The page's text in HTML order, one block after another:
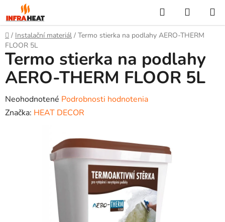
Prejsť
na
obsah
Hľadať
KOŠÍK
Domov
/ Instalační materiál / Termo stierka na podlahy AERO-THERM
FLOOR 5L
Termo stierka na podlahy
AERO-THERM FLOOR 5L
Priemerné
hodnotenie
Neohodnotené Podrobnosti hodnotenia
Značka: HEAT DECOR